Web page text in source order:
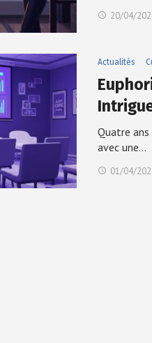
20/04/
Actualités
Quatre
avec une…
01/04/